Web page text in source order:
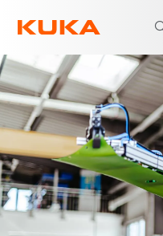
Kontakt Wymagające branże